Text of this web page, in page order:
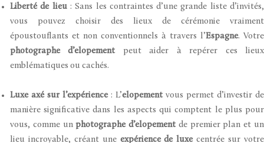
Liberté de lieu: Sans les contraintes d’une grande liste d’invités,
vous pouvez choisir des lieux de cérémonie vraiment
époustouflants et non conventionnels à travers l’Espagne. Votre
photographe d’elopementpeut aider à repérer ces lieux
emblématiques ou cachés.
Luxe axé sur l’expérience: L’elopementvous permet d’investir de
manière significative dans les aspects qui comptent le plus pour
vous, comme unphotographe d’elopementde premier plan et un
lieu incroyable, créant une expérience de luxecentrée sur votre